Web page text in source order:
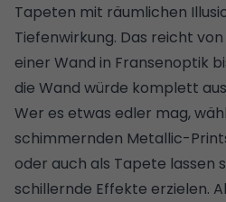
Tapeten mit räumlichen
Tiefenwirkung. Das reicht
einer Wand in Fransenoptik
die Wand würde komplett
Wer es etwas edler mag,
schimmernden Metallic-
oder auch als Tapete lassen
schillernde Effekte erzielen.